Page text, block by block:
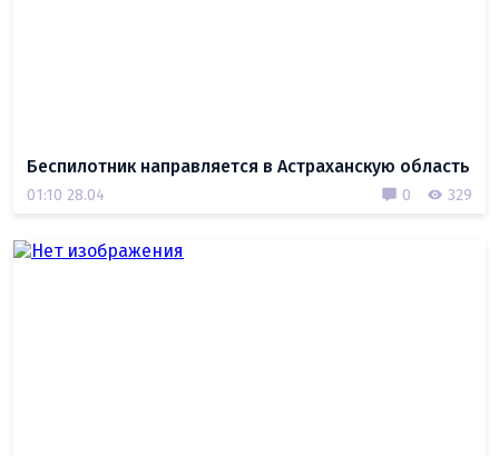
Беспилотник направляется в Астраханскую область
01:10 28.04 0 329